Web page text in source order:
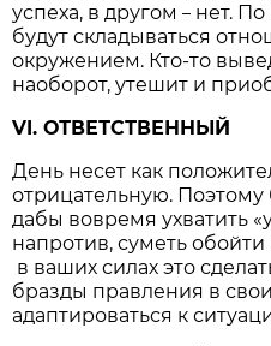
успеха, в другом– нет.
будут складываться
окружением. Кто-то
наоборот, утешит и
VI. ОТВЕТСТВЕННЫЙ
День несет как
отрицательную.
дабы вовремя ухватить
напротив, суметь
в ваших силах это
бразды правления в
адаптироваться к